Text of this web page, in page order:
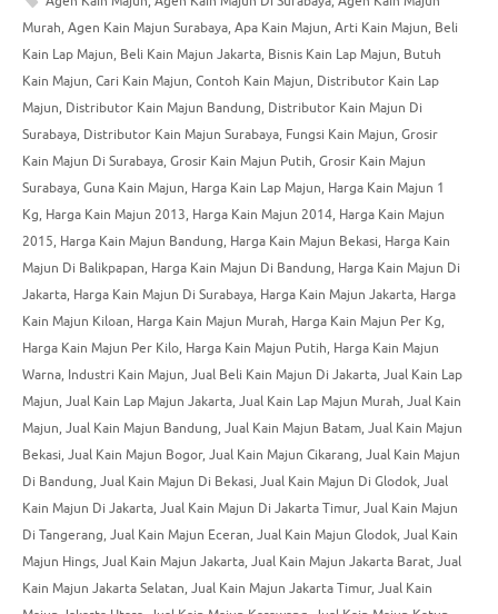
Murah, Agen Kain Majun Surabaya, Apa Kain Majun, Arti Kain Majun, Beli
Kain Lap Majun, Beli Kain Majun Jakarta, Bisnis Kain Lap Majun, Butuh
Kain Majun, Cari Kain Majun, Contoh Kain Majun, Distributor Kain Lap
Majun, Distributor Kain Majun Bandung, Distributor Kain Majun Di
Surabaya, Distributor Kain Majun Surabaya, Fungsi Kain Majun, Grosir
Kain Majun Di Surabaya, Grosir Kain Majun Putih, Grosir Kain Majun
Surabaya, Guna Kain Majun, Harga Kain Lap Majun, Harga Kain Majun 1
Kg, Harga Kain Majun 2013, Harga Kain Majun 2014, Harga Kain Majun
2015, Harga Kain Majun Bandung, Harga Kain Majun Bekasi, Harga Kain
Majun Di Balikpapan, Harga Kain Majun Di Bandung, Harga Kain Majun Di
Jakarta, Harga Kain Majun Di Surabaya, Harga Kain Majun Jakarta, Harga
Kain Majun Kiloan, Harga Kain Majun Murah, Harga Kain Majun Per Kg,
Harga Kain Majun Per Kilo, Harga Kain Majun Putih, Harga Kain Majun
Warna, Industri Kain Majun, Jual Beli Kain Majun Di Jakarta, Jual Kain Lap
Majun, Jual Kain Lap Majun Jakarta, Jual Kain Lap Majun Murah, Jual Kain
Majun, Jual Kain Majun Bandung, Jual Kain Majun Batam, Jual Kain Majun
Bekasi, Jual Kain Majun Bogor, Jual Kain Majun Cikarang, Jual Kain Majun
Di Bandung, Jual Kain Majun Di Bekasi, Jual Kain Majun Di Glodok, Jual
Kain Majun Di Jakarta, Jual Kain Majun Di Jakarta Timur, Jual Kain Majun
Di Tangerang, Jual Kain Majun Eceran, Jual Kain Majun Glodok, Jual Kain
Majun Hings, Jual Kain Majun Jakarta, Jual Kain Majun Jakarta Barat, Jual
Kain Majun Jakarta Selatan, Jual Kain Majun Jakarta Timur, Jual Kain